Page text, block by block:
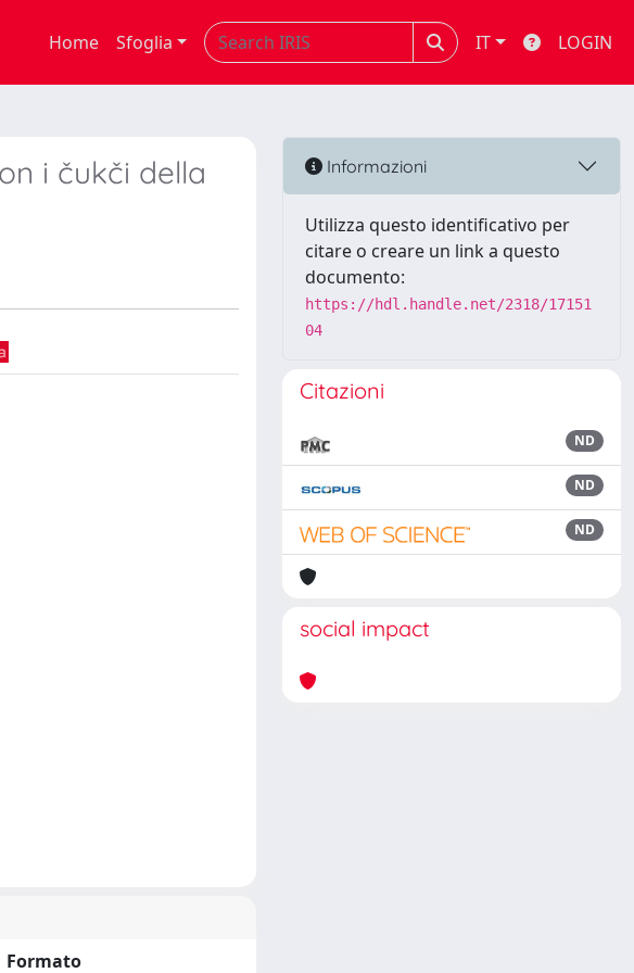
Home Sfoglia IT LOGIN
i čukči della
Formato
Informazioni
Utilizza questo identificativo per
citare o creare un link a questo
documento:
https://hdl.handle.net/2318/17151
04
Citazioni
ND
ND
ND
social impact